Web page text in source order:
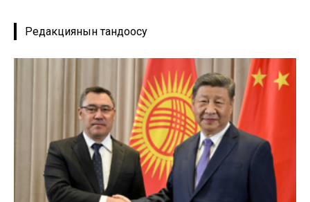
Редакциянын тандоосу